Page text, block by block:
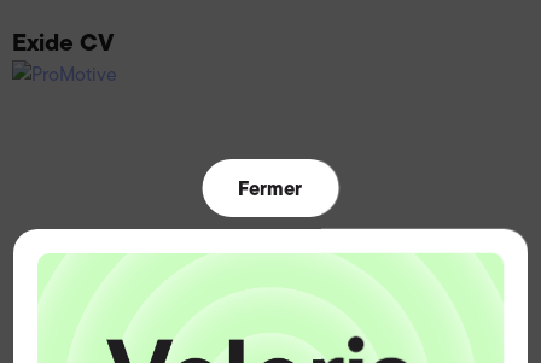
Fermer
Exide CV